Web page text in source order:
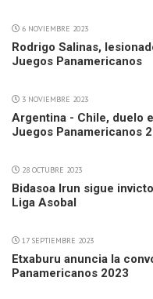
6 NOVIEMBRE 2023
Rodrigo Salinas,
Juegos Panamericanos
3 NOVIEMBRE 2023
Argentina - Chile, duelo
Juegos Panamericanos
28 OCTUBRE 2023
Bidasoa Irun sigue
Liga Asobal
17 SEPTIEMBRE 2023
Etxaburu anuncia la
Panamericanos 2023